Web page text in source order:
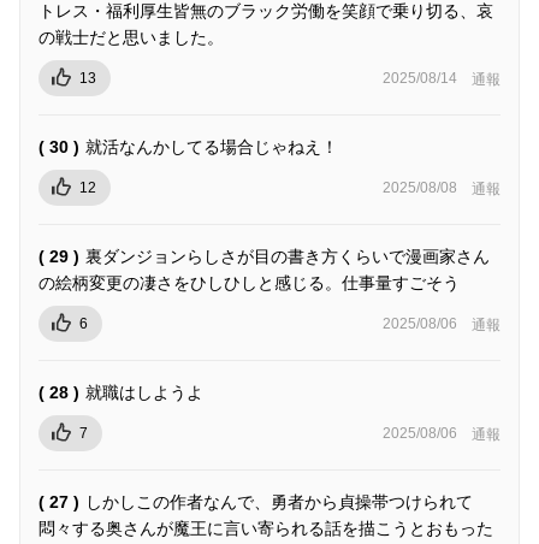
トレス・福利厚生皆無のブラック労働を笑顔で乗り切る、哀
の戦士だと思いました。
13 2025/08/14 通報
( 30 ) 就活なんかしてる場合じゃねえ！
12 2025/08/08 通報
( 29 ) 裏ダンジョンらしさが目の書き方くらいで漫画家さん
の絵柄変更の凄さをひしひしと感じる。仕事量すごそう
6 2025/08/06 通報
( 28 ) 就職はしようよ
7 2025/08/06 通報
( 27 ) しかしこの作者なんで、勇者から貞操帯つけられて
悶々する奥さんが魔王に言い寄られる話を描こうとおもった